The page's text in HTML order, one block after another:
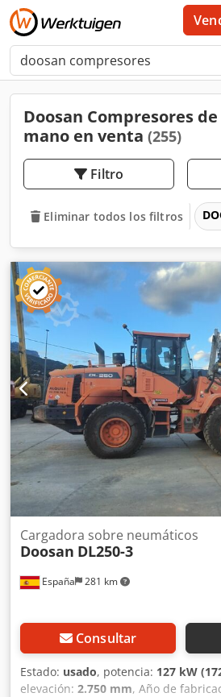
Doosan Compresores
mano en venta (255)
Filtro
Eliminar todos los filtros
España 281 km
Cargadora sobre neumáticos
Doosan DL250-3
Consultar
Estado: usado, potencia: 127 kW
elevación: 2.750 mm, Año de